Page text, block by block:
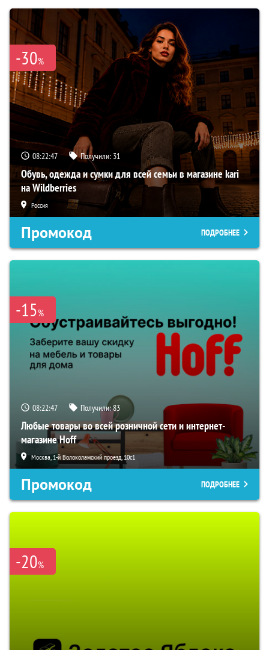
-30%
08:22:46 Получили: 31
Обувь, одежда и сумки для всей семьи в магазине kari
на Wildberries
Россия
Промокод ПОДРОБНЕЕ
-15%
08:22:46 Получили:83
Любые товары во всей розничной сети и интернет-
магазине Hoff
Москва, 1-й Волоколамский проезд, 10с1
Промокод ПОДРОБНЕЕ
-20%